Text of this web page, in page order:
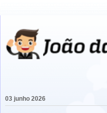
03 junho 2026